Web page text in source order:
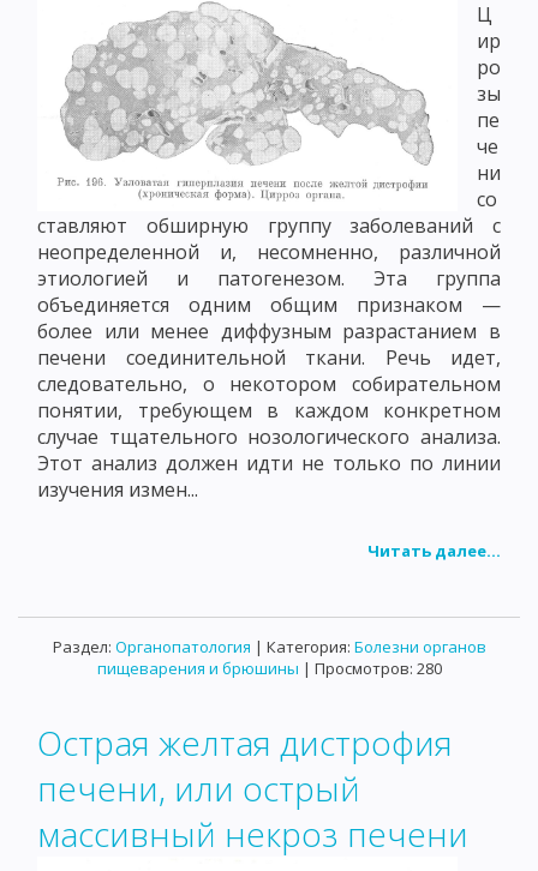
Ц
ир
ро
зы
пе
че
ни
со
ставляют обширную группу заболеваний с
неопределенной и, несомненно, различной
этиологией и патогенезом. Эта группа
объединяется одним общим признаком —
более или менее диффузным разрастанием в
печени соединительной ткани. Речь идет,
следовательно, о некотором собирательном
понятии, требующем в каждом конкретном
случае тщательного нозологического анализа.
Этот анализ должен идти не только по линии
изучения измен...
Читать далее...
Раздел: Органопатология | Категория: Болезни органов
пищеварения и брюшины | Просмотров: 280
Острая желтая дистрофия
печени, или острый
массивный некроз печени